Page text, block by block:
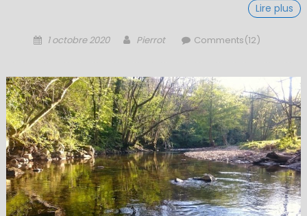
Lire plus
Posted
1 octobre 2020 Author
Pierrot Comments(12)